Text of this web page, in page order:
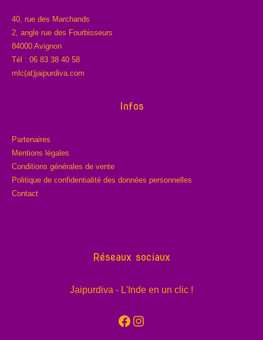
40, rue des Marchands
2, angle rue des Fourbisseurs
84000 Avignon
Tél : 06 83 38 40 58
mlc(at)jaipurdiva.com
Infos
Partenaires
Mentions légales
Conditions générales de vente
Politique de confidentialité des données personnelles
Contact
Réseaux sociaux
Jaipurdiva - L'Inde en un clic !
Facebook
Instagram